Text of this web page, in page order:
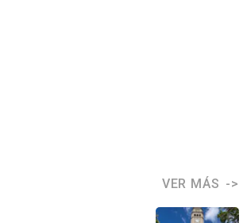
VER MÁS